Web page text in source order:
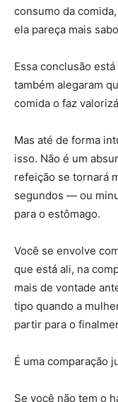
consumo da
ela pareça mais
Essa conclusão
também alegaram
comida o faz
Mas até de forma
isso. Não é um
refeição se tornará
segundos — ou
para o estômago.
Você se envolve
que está ali, na
mais de vontade
tipo quando a
partir para o
É uma comparação
Se você não tem o